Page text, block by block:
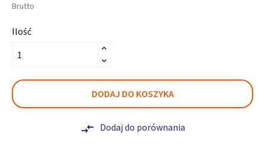
Brutto
Ilość
DODAJ DO KOSZYKA
compare_arrows Dodaj do porównania